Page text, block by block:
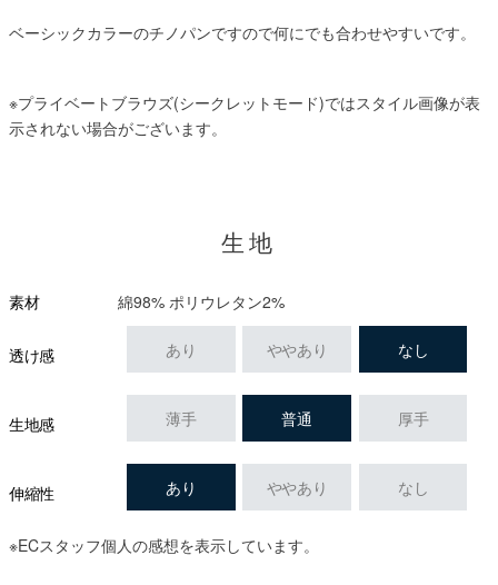
ベーシックカラーのチノパンですので何にでも合わせやすいです。
※プライベートブラウズ(シークレットモード)ではスタイル画像が表
示されない場合がございます。
生地
素材 綿98% ポリウレタン2%
透け感 あり ややあり なし
生地感 薄手 普通 厚手
伸縮性 あり ややあり なし
※ECスタッフ個人の感想を表示しています。